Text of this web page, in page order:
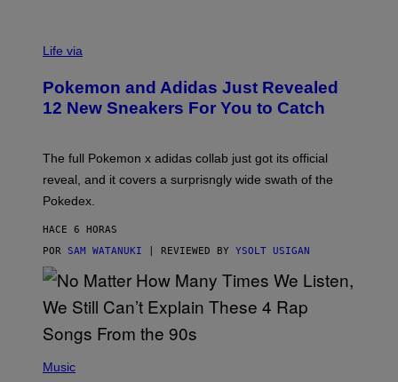
I
O
K
E
N
A
D
I
A
S
N
N
T
E
N
O
Life via
Pokemon and Adidas Just Revealed
12 New Sneakers For You to Catch
The full Pokemon x adidas collab just got its official
reveal, and it covers a surprisngly wide swath of the
Pokedex.
HACE 6 HORAS
POR SAM WATANUKI | REVIEWED BY YSOLT USIGAN
PMusic